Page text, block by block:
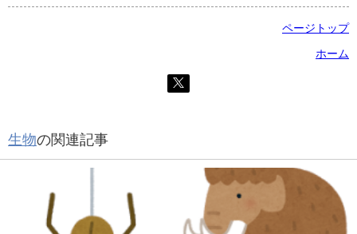
ページトップ
ホーム
生物の関連記事